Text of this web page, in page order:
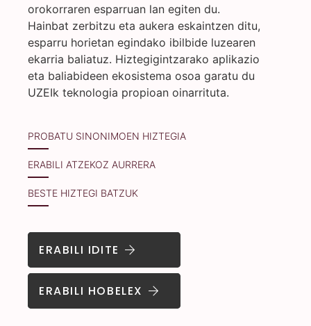
orokorraren esparruan lan egiten du.
Hainbat zerbitzu eta aukera eskaintzen ditu,
esparru horietan egindako ibilbide luzearen
ekarria baliatuz. Hiztegigintzarako aplikazio
eta baliabideen ekosistema osoa garatu du
UZEIk teknologia propioan oinarrituta.
PROBATU SINONIMOEN HIZTEGIA
ERABILI ATZEKOZ AURRERA
BESTE HIZTEGI BATZUK
ERABILI IDITE
ERABILI HOBELEX